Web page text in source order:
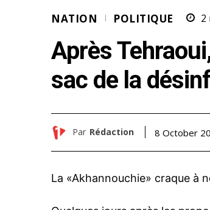
NATION POLITIQUE 2
Après
sac de la
Par Rédaction 8 October
La «Akhannouchie» craque à